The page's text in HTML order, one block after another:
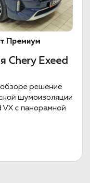
Премиум
Chery Exeed
решение
шумоизоляции
VX с панорамной